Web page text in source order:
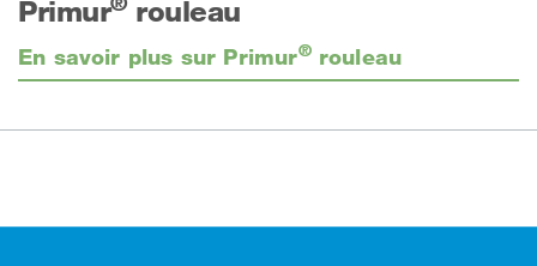
Primur rouleau
En savoir plus sur Primur®rouleau